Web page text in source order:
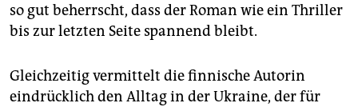
so gut beherrscht, dass der Roman wie ein Thriller
bis zur letzten Seite spannend bleibt.
Gleichzeitig vermittelt die finnische Autorin
eindrücklich den Alltag in der Ukraine, der für